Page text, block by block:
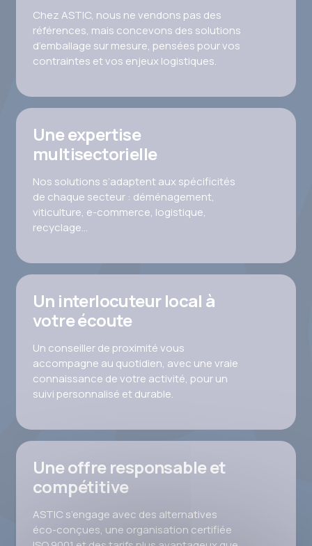
Chez ASTIC, nous ne vendons pas des
références, mais concevons des solutions
d’emballage sur mesure, pensées pour vos
contraintes et vos enjeux logistiques.
Une expertise
multisectorielle
Nos solutions s’adaptent aux spécificités
de chaque secteur : déménagement,
viticulture, e-commerce, logistique,
recyclage…
Un interlocuteur local à
votre écoute
Un conseiller de proximité vous
accompagne au quotidien, avec une vraie
connaissance de votre activité, pour un
suivi personnalisé et durable.
Une offre responsable et
compétitive
ASTIC s’engage avec des alternatives
éco-conçues, une organisation certifiée